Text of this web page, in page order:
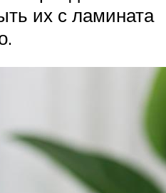
их с ламината